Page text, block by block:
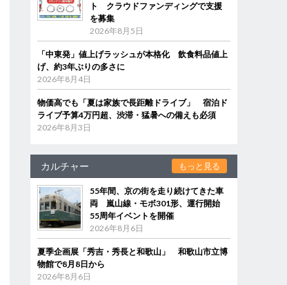
ト クラウドファンディングで支援
を募集
2026年8月5日
「中東発」値上げラッシュが本格化 飲食料品値上
げ、約3年ぶりの多さに
2026年8月4日
物価高でも「夏は家族で長距離ドライブ」 宿泊ド
ライブ予算4万円超、渋滞・猛暑への備えも必須
2026年8月3日
カルチャー もっと見る
55年間、京の街を走り続けてきた車
両 嵐山線・モボ301形、運行開始
55周年イベントを開催
2026年8月6日
夏季企画展「秀吉・秀長と和歌山」 和歌山市立博
物館で8月8日から
2026年8月6日